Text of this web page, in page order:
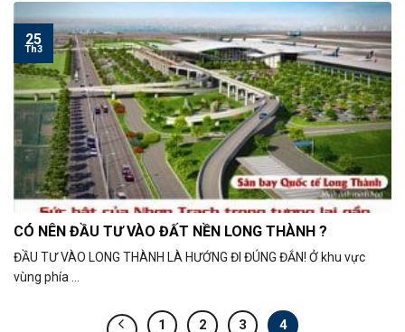
CÓ NÊN ĐẦU TƯ VÀO ĐẤT NỀN LONG THÀNH ?
ĐẦU TƯ VÀO LONG THÀNH LÀ HƯỚNG ĐI ĐÚNG ĐẮN! Ở khu vực
vùng phía ...
25
Th3
1 2 3 4